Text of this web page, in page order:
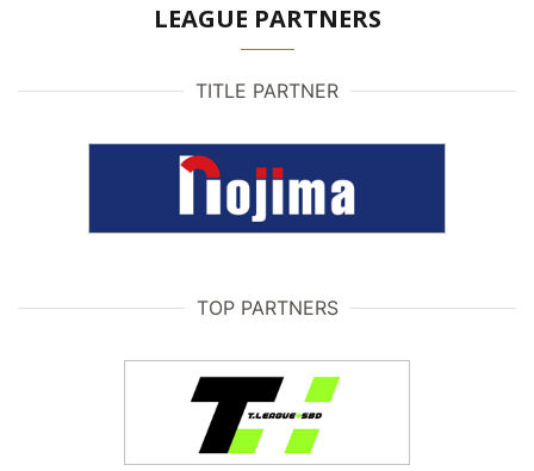
LEAGUE PARTNERS
TITLE PARTNER
TOP PARTNERS